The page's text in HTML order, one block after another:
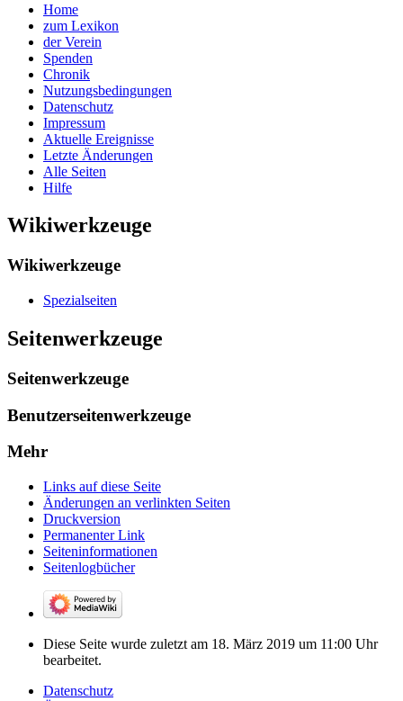
Home
zum Lexikon
der Verein
Spenden
Chronik
Nutzungsbedingungen
Datenschutz
Impressum
Aktuelle Ereignisse
Letzte Änderungen
Alle Seiten
Hilfe
Wikiwerkzeuge
Wikiwerkzeuge
Spezialseiten
Seitenwerkzeuge
Seitenwerkzeuge
Benutzerseitenwerkzeuge
Mehr
Links auf diese Seite
Änderungen an verlinkten Seiten
Druckversion
Permanenter Link
Seiten­­informationen
Seitenlogbücher
Diese Seite wurde zuletzt am 18. März 2019 um 11:00 Uhr
bearbeitet.
Datenschutz